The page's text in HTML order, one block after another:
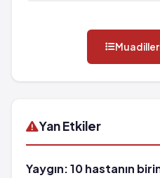
Yan Etkiler
Yaygın: 10 hastanın